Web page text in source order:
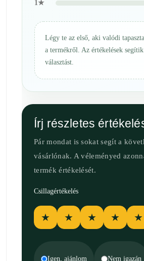
1★
Légy te az első, aki valódi
a termékről. Az értékelések
választást.
Írj részletes
Pár mondat is sokat segít a
vásárlónak. A véleményed
termék értékelését.
Csillagértékelés
★ ★ ★ ★ ★
Igen, ajánlom Nem igazán